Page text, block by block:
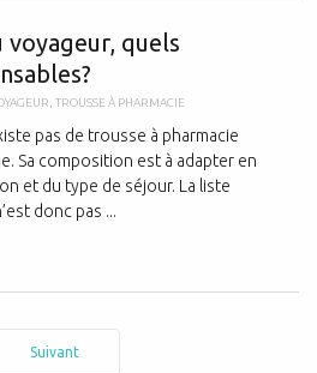
voyageur, quels
TROUSSE À PHARMACIE
pas de trousse à pharmacie
Sa composition est à adapter en
et du type de séjour. La liste
donc pas ...
Suivant